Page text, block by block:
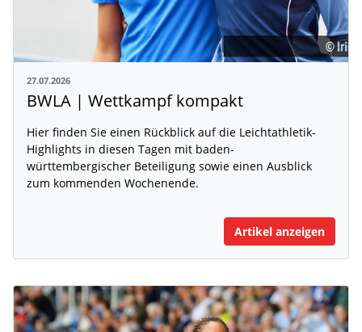
27.07.2026
BWLA | Wettkampf kompakt
Hier finden Sie einen Rückblick auf die Leichtathletik-
Highlights in diesen Tagen mit baden-
württembergischer Beteiligung sowie einen Ausblick
zum kommenden Wochenende.
Artikel anzeigen